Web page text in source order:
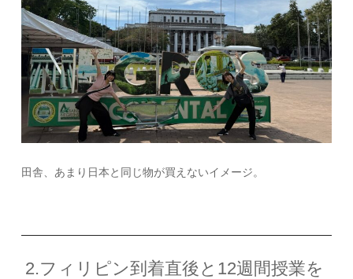
田舎、あまり日本と同じ物が買えないイメージ。
2.フィリピン到着直後と12週間授業を